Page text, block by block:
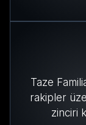
Taze
rakipler
zinciri